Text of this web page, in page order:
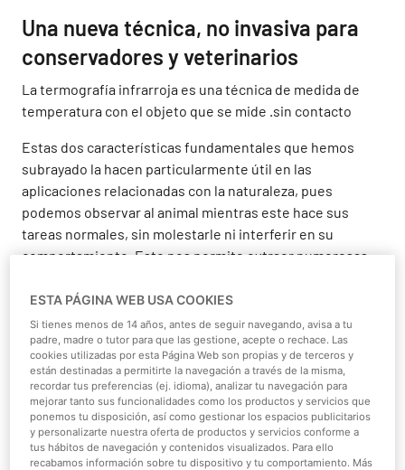
Una nueva técnica, no invasiva para
conservadores y veterinarios
La termografía infrarroja es una técnica de medida de
temperatura con el objeto que se mide .sin contacto
Estas dos características fundamentales que hemos
subrayado la hacen particularmente útil en las
aplicaciones relacionadas con la naturaleza, pues
podemos observar al animal mientras este hace sus
tareas normales, sin molestarle ni interferir en su
comportamiento. Esto nos permite extraer numerosas
invisible al ojo humano, y aunque no es una técnica nueva
(las primeras cámaras aparecieron en el mercado en los
años 50), sí es cierto que es aún poco conocida en
nuestro país.
En Faunia estamos muy orgullosos de haber podido
implantar un programa de estudio de nuestros animales
e instalaciones mediante esta técnica.
ESTA PÁGINA WEB USA COOKIES
Si tienes menos de 14 años, antes de seguir navegando, avisa a tu
padre, madre o tutor para que las gestione, acepte o rechace. Las
cookies utilizadas por esta Página Web son propias y de terceros y
están destinadas a permitirte la navegación a través de la misma,
recordar tus preferencias (ej. idioma), analizar tu navegación para
mejorar tanto sus funcionalidades como los productos y servicios que
ponemos tu disposición, así como gestionar los espacios publicitarios
y personalizarte nuestra oferta de productos y servicios conforme a
tus hábitos de navegación y contenidos visualizados. Para ello
recabamos información sobre tu dispositivo y tu comportamiento. Más